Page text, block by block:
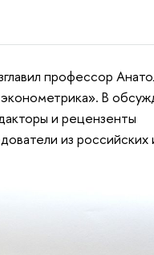
профессор
В
и рецензенты
из российских